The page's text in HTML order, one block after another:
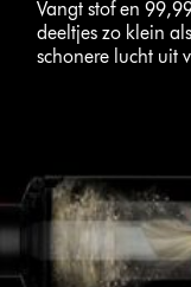
Vangt stof en
deeltjes zo klein
schonere lucht uit
{1}.